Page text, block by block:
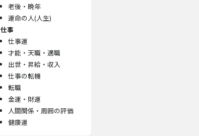
老後・晩年
運命の人(人生)
仕事
仕事運
才能・天職・適職
出世・昇給・収入
仕事の転機
転職
金運・財運
人間関係・周囲の評価
健康運